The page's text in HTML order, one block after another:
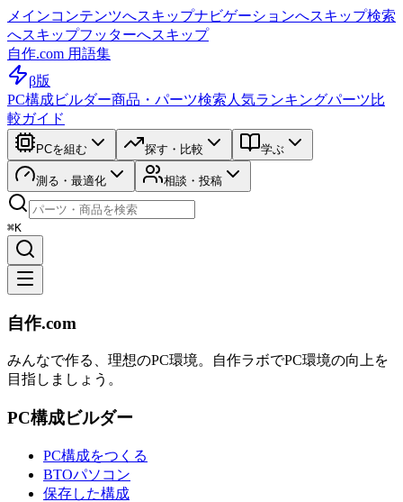
メインコンテンツへスキップナビゲーションへスキップ検索
へスキップフッターへスキップ
自作.com 用語集
β版
PC構成ビルダー商品・パーツ検索 人気ランキングパーツ比
較ガイド
PCを組む 探す・比較 学ぶ
測る・最適化 相談・投稿
⌘K
自作.com
みんなで作る、理想のPC環境。 自作ラボでPC環境の向上を
目指しましょう。
PC構成ビルダー
PC構成をつくる
BTOパソコン
保存した構成